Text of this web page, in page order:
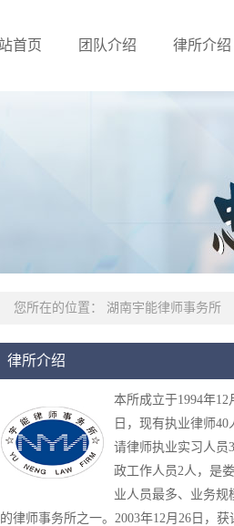
首页 团队介绍 律所介绍
您所在的位置： 湖南宇能律师事务所
律所介绍
本所成立于1994年12
日，现有执业律师40
请律师执业实习人员
政工作人员2人，是
业人员最多、业务规
的律师事务所之一。2003年12月26日，获